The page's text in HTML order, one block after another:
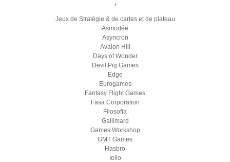
+
Jeux de Stratégie & de cartes et de plateau
Asmodée
Asyncron
Avalon Hill
Days of Wonder
Devil Pig Games
Edge
Eurogames
Fantasy Flight Games
Fasa Corporation
Filosofia
Gallimard
Games Workshop
GMT Games
Hasbro
Iello